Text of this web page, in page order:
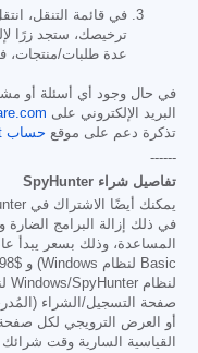
في قائمة التنقل،
ترخيصك، ستجد زرًا
عدة طلبات/منتجات،
البريد الإلكتروني على
تذكرة دعم على موقع حساب EnigmaSoft الإلكتروني
------
تفاصيل شراء SpyHunter
في ذلك إزالة البرامج
المساعدة، وذلك بسعر يبدأ
Basic لنظام Windows) و
$79.98
صفحة التسجيل/الشراء
أو العرض الترويجي لكل
القياسية السارية وقت